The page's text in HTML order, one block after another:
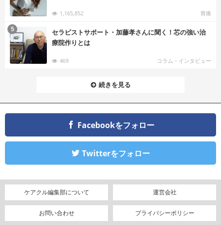
1,165,852 胃痛
セラピストサポート・加藤孝さんに聞く！芯の強い治
療院作りとは
469 コラム・インタビュー
5
続きを見る
Facebookをフォロー
Twitterをフォロー
ケアクル編集部について 運営会社
お問い合わせ プライバシーポリシー